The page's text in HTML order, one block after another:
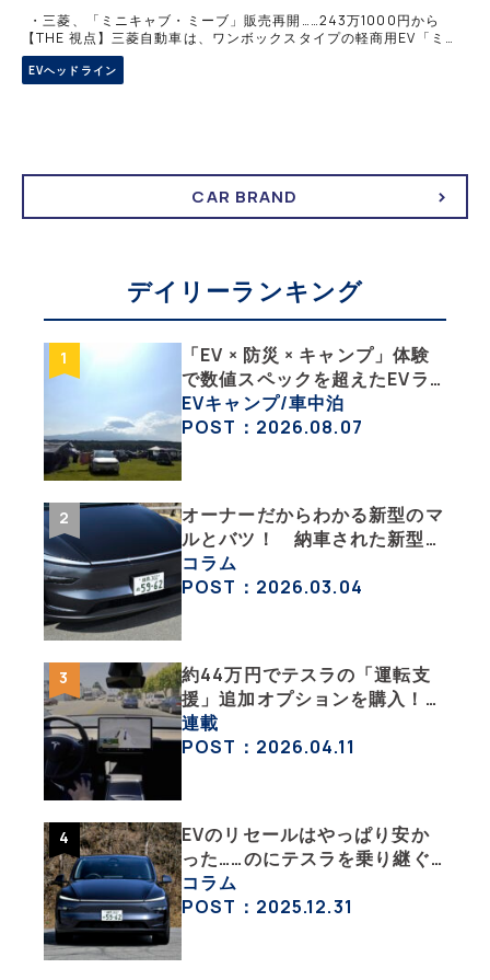
・三菱、「ミニキャブ・ミーブ」販売再開……243万1000円から
【THE 視点】三菱自動車は、ワンボックスタイプの軽商用EV「ミニ
キャブ・ミーブ」の一般販売を11月24日より再開した。 「ミニキ
ャブ・ミ
EVヘッドライン
CAR BRAND
デイリーランキング
「EV × 防災 × キャンプ」体験
で数値スペックを超えたEVラ
イフの豊かさを実感【 EV
SUMMER CAMP 2026 】
EVキャンプ/車中泊
POST：2026.08.07
オーナーだからわかる新型のマ
ルとバツ！ 納車された新型を
旧型モデルＹと細部まで比べて
みた【テスラ沼にはまった大学
コラム
POST：2026.03.04
約44万円でテスラの「運転支
援」追加オプションを購入！
果たして価格以上の効果はあっ
たのか？【テスラ沼にはまった
連載
POST：2026.04.11
EVのリセールはやっぱり安か
った……のにテスラを乗り継ぐ
ってどういうこと？ 【テスラ
沼にはまった大学教授のEV生
コラム
POST：2025.12.31